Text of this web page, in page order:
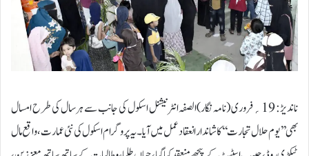
ناندیڑ: 19؍فروری (نامہ نگار)الصفہ انٹرنیشنل اسکول کی جانب سے ہر سال کی طرح امسال
بھی ’’یوم حلال تجارت‘‘ کا شاندار انعقاد عمل میں آیا۔ یہ پروگرام اسکول کی نئی عمارت، واقع مال